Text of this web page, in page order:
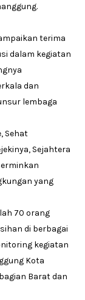
terima
dalam kegiatan
dan
lembaga
Sehat
Sejahtera
yang
70 orang
di berbagai
kegiatan
Kota
Barat dan